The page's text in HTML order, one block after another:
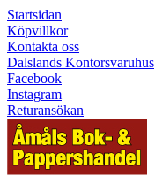
Startsidan
Köpvillkor
Kontakta oss
Dalslands Kontorsvaruhus
Facebook
Instagram
Returansökan